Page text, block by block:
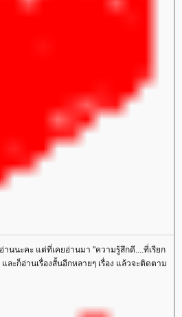
านนะคะ แต่ที่เคยอ่านมา "ความรู้สึกดี....ที่เรียก
ละก็อ่านเรื่องสั้นอีกหลายๆ เรื่อง แล้วจะติดตาม